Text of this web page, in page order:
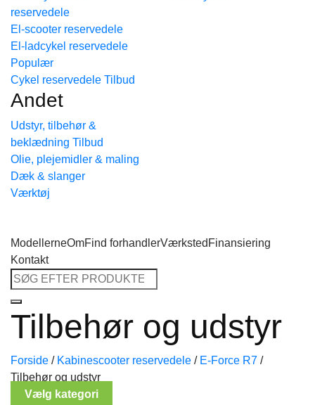
reservedele
El-scooter reservedele
El-ladcykel reservedele
Cykel reservedele
Andet
Udstyr, tilbehør &
beklædning
Olie, plejemidler & maling
Dæk & slanger
Værktøj
ModellerneOmFind forhandlerVærksted Finansiering
Kontakt
Søg
efter:
Tilbehør og udstyr
Forside / Kabinescooter reservedele / E-Force R7 /
Tilbehør og udstyr
Vælg kategori